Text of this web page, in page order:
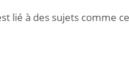
lié à des sujets comme